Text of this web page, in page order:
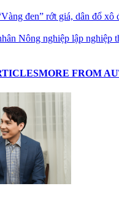
đen” rớt giá, dân đổ xô
Nông nghiệp lập nghiệp
MORE FROM